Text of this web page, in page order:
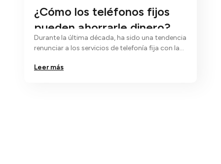
¿Cómo los teléfonos fijos
pueden ahorrarle dinero?
Durante la última década, ha sido una tendencia
renunciar a los servicios de telefonía fija con la
Leer más